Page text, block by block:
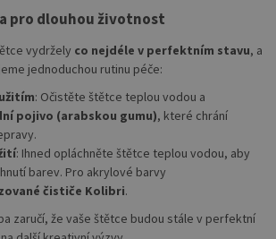
pro dlouhou životnost
vydržely co nejdéle v perfektním stavu, a
jednoduchou rutinu péče:
: Očistěte štětce teplou vodou a
pojivo (arabskou gumu), které chrání
: Ihned opláchněte štětce teplou vodou, aby
barev. Pro akrylové barvy
čističe Kolibri.
zaručí, že vaše štětce budou stále v perfektní